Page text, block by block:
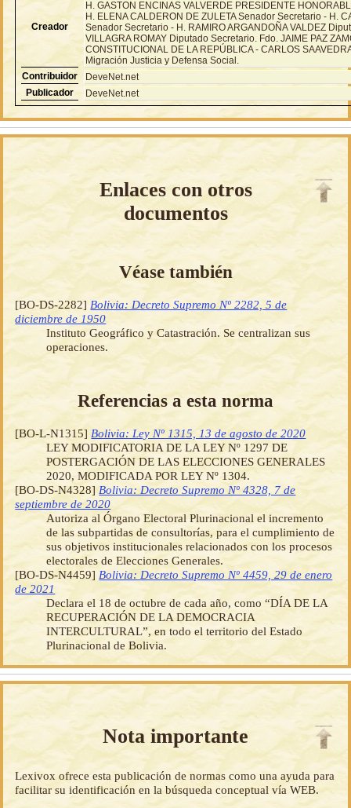
Creador
H. GASTON ENCINAS VALVERDE PRESIDENTE
H. ELENA CALDERON DE ZULETA Senador Secretario - H.
Senador Secretario - H. RAMIRO ARGANDOÑA VALDEZ
VILLAGRA ROMAY Diputado Secretario. Fdo. JAIME PAZ
CONSTITUCIONAL DE LA REPÚBLICA - CARLOS
Migración Justicia y Defensa Social.
Contribuidor
DeveNet.net
Publicador
DeveNet.net
Enlaces con otros
documentos
Véase también
[BO-DS-2282] Bolivia: Decreto Supremo Nº 2282, 5 de
diciembre de 1950
Instituto Geográfico y Catastración. Se centralizan sus
operaciones.
Referencias a esta norma
[BO-L-N1315] Bolivia: Ley Nº 1315, 13 de agosto de 2020
LEY MODIFICATORIA DE LA LEY Nº 1297 DE
POSTERGACIÓN DE LAS ELECCIONES GENERALES
2020, MODIFICADA POR LEY Nº 1304.
[BO-DS-N4328] Bolivia: Decreto Supremo Nº 4328, 7 de
septiembre de 2020
Autoriza al Órgano Electoral Plurinacional el incremento
de las subpartidas de consultorías, para el cumplimiento de
sus objetivos institucionales relacionados con los procesos
electorales de Elecciones Generales.
[BO-DS-N4459] Bolivia: Decreto Supremo Nº 4459, 29 de enero
de 2021
Declara el 18 de octubre de cada año, como “DÍA DE LA
RECUPERACIÓN DE LA DEMOCRACIA
INTERCULTURAL”, en todo el territorio del Estado
Plurinacional de Bolivia.
Nota importante
Lexivox ofrece esta publicación de normas como una ayuda para
facilitar su identificación en la búsqueda conceptual vía WEB.